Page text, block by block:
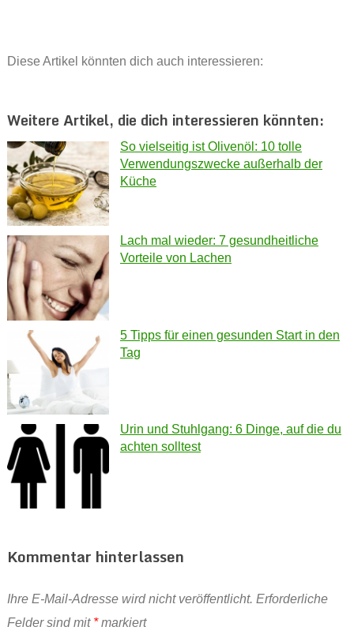
Diese Artikel könnten dich auch interessieren:
Weitere Artikel, die dich interessieren könnten:
So vielseitig ist Olivenöl: 10 tolle
Verwendungszwecke außerhalb der
Küche
Lach mal wieder: 7 gesundheitliche
Vorteile von Lachen
5 Tipps für einen gesunden Start in den
Tag
Urin und Stuhlgang: 6 Dinge, auf die du
achten solltest
Kommentar hinterlassen
Ihre E-Mail-Adresse wird nicht veröffentlicht. Erforderliche
Felder sind mit *markiert